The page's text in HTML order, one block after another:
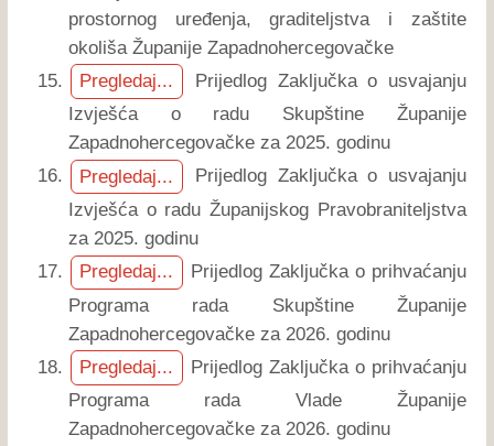
prostornog uređenja, graditeljstva i zaštite
okoliša Županije Zapadnohercegovačke
Pregledaj...
Prijedlog Zaključka o usvajanju
Izvješća o radu Skupštine Županije
Zapadnohercegovačke za 2025. godinu
Pregledaj...
Prijedlog Zaključka o usvajanju
Izvješća o radu Županijskog Pravobraniteljstva
za 2025. godinu
Pregledaj...
Prijedlog Zaključka o prihvaćanju
Programa rada Skupštine Županije
Zapadnohercegovačke za 2026. godinu
Pregledaj...
Prijedlog Zaključka o prihvaćanju
Programa rada Vlade Županije
Zapadnohercegovačke za 2026. godinu